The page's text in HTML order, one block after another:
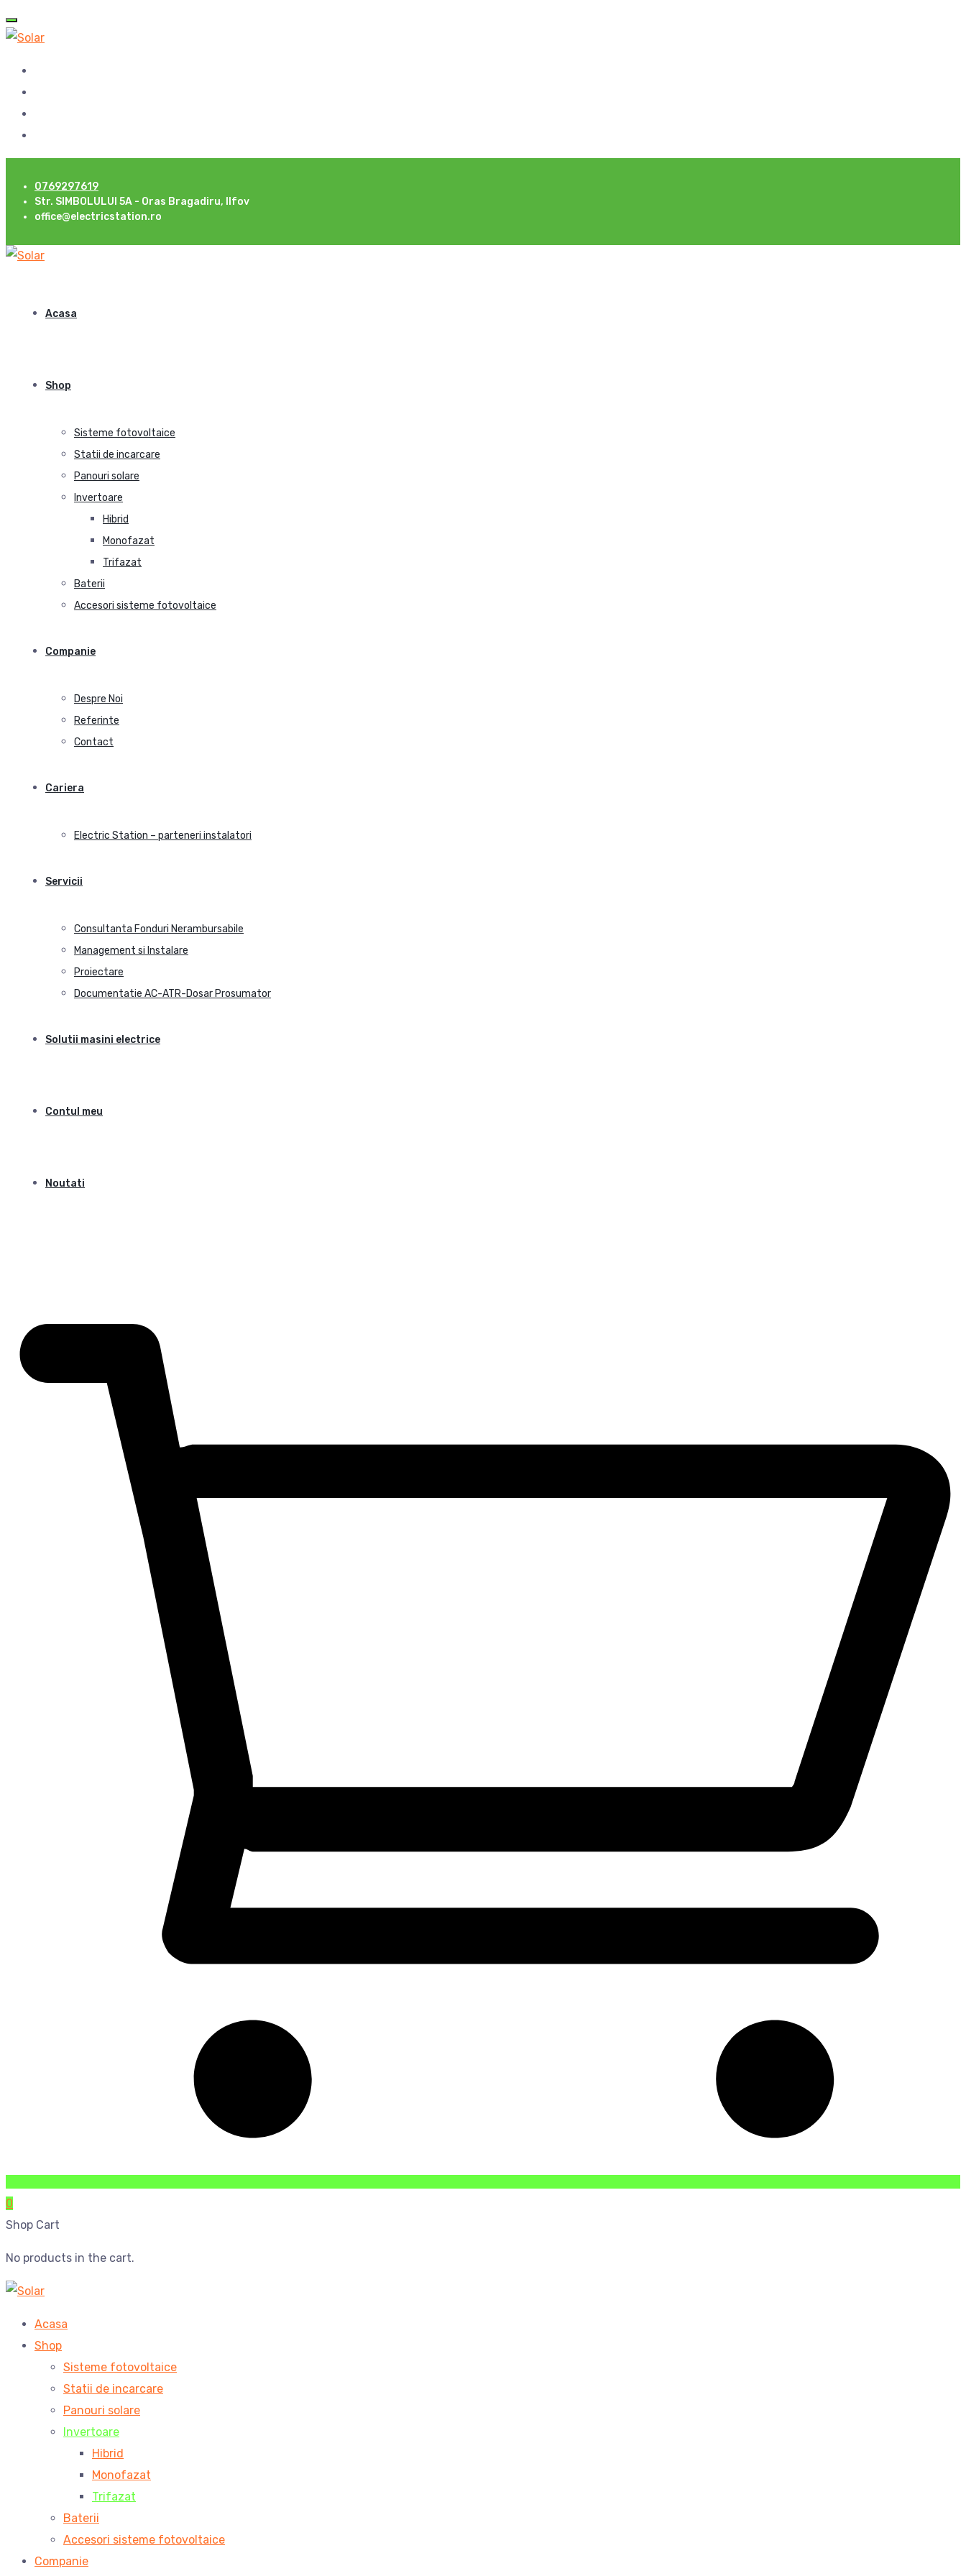
0769297619
Str. SIMBOLULUI 5A - Oras Bragadiru, Ilfov
office@electricstation.ro
Acasa
Shop
Sisteme fotovoltaice
Statii de incarcare
Panouri solare
Invertoare
Hibrid
Monofazat
Trifazat
Baterii
Accesori sisteme fotovoltaice
Companie
Despre Noi
Referinte
Contact
Cariera
Electric Station – parteneri instalatori
Servicii
Consultanta Fonduri Nerambursabile
Management si Instalare
Proiectare
Documentatie AC-ATR-Dosar Prosumator
Solutii masini electrice
Contul meu
Noutati
0
Shop Cart
No products in the cart.
Acasa
Shop
Sisteme fotovoltaice
Statii de incarcare
Panouri solare
Invertoare
Hibrid
Monofazat
Trifazat
Baterii
Accesori sisteme fotovoltaice
Companie